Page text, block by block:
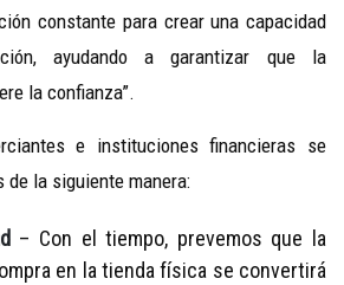
constante para crear una capacidad
ayudando a garantizar que la
la confianza”.
e instituciones financieras se
de la siguiente manera:
– Con el tiempo, prevemos que la
en la tienda física se convertirá